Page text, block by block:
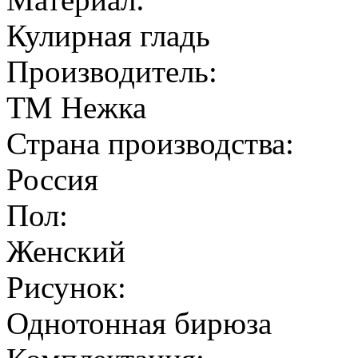
Кулирная гладь
Производитель:
ТМ Нежка
Страна производства:
Россия
Пол:
Женский
Рисунок:
Однотонная бирюза